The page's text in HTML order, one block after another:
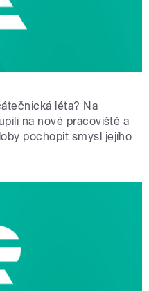
léta? Na
na nové pracoviště a
pochopit smysl jejího